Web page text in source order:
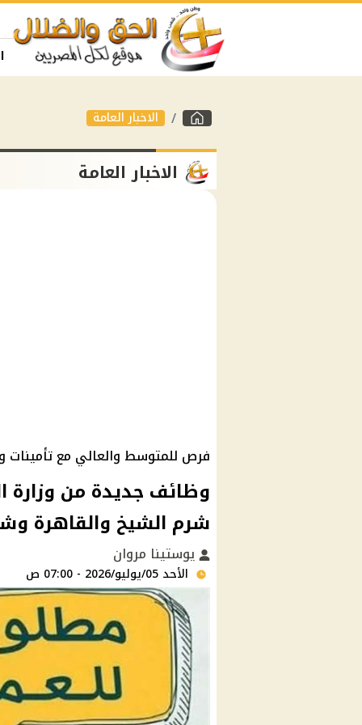
الاخبار العامة
الاخبار العامة
فرص للمتوسط والعالي مع تأمينات
شرم الشيخ والقاهرة
يوستينا مروان
الأحد 05/يوليو/2026 - 07:00 ص